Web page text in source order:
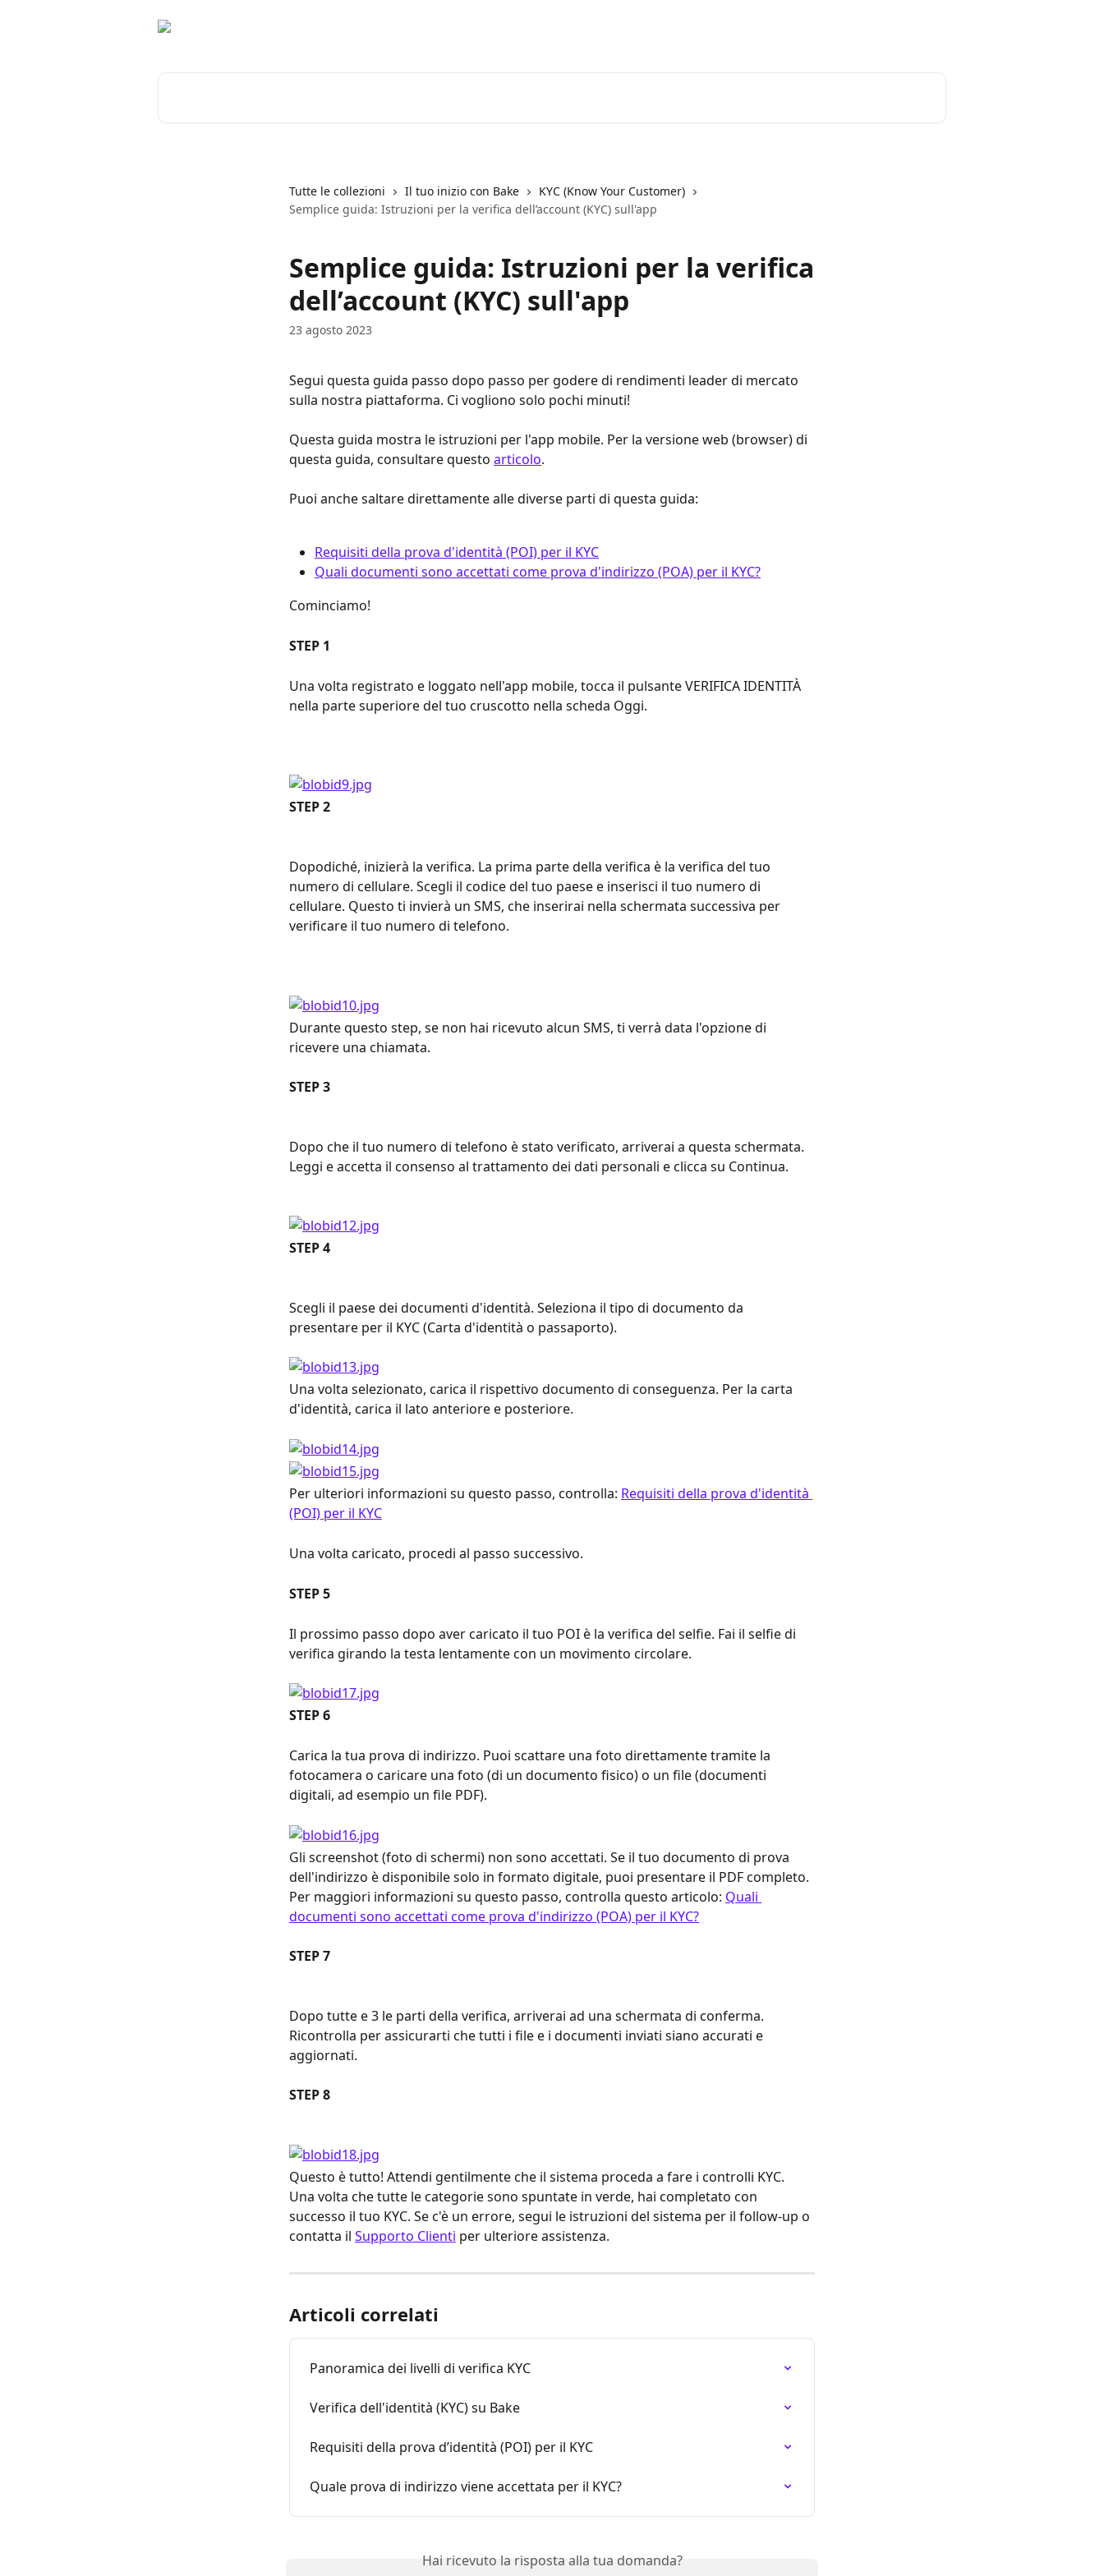
Tutte le collezioni Il tuo inizio con Bake
KYC (Know Your Customer)
Semplice guida: Istruzioni per la verifica dell’account (KYC) sull'app
Semplice guida: Istruzioni per la verifica
dell’account (KYC) sull'app
23 agosto 2023
Segui questa guida passo dopo passo per godere di rendimenti leader di mercato
sulla nostra piattaforma. Ci vogliono solo pochi minuti!
Questa guida mostra le istruzioni per l'app mobile. Per la versione web (browser) di
questa guida, consultare questo articolo.
Puoi anche saltare direttamente alle diverse parti di questa guida:
Requisiti della prova d'identità (POI) per il KYC
Quali documenti sono accettati come prova d'indirizzo (POA) per il KYC?
Cominciamo!
STEP 1
Una volta registrato e loggato nell'app mobile, tocca il pulsante VERIFICA IDENTITÀ
nella parte superiore del tuo cruscotto nella scheda Oggi.
STEP 2
Dopodiché, inizierà la verifica. La prima parte della verifica è la verifica del tuo
numero di cellulare. Scegli il codice del tuo paese e inserisci il tuo numero di
cellulare. Questo ti invierà un SMS, che inserirai nella schermata successiva per
verificare il tuo numero di telefono.
Durante questo step, se non hai ricevuto alcun SMS, ti verrà data l'opzione di
ricevere una chiamata.
STEP 3
Dopo che il tuo numero di telefono è stato verificato, arriverai a questa schermata.
Leggi e accetta il consenso al trattamento dei dati personali e clicca su Continua.
STEP 4
Scegli il paese dei documenti d'identità. Seleziona il tipo di documento da
presentare per il KYC (Carta d'identità o passaporto).
Una volta selezionato, carica il rispettivo documento di conseguenza. Per la carta
d'identità, carica il lato anteriore e posteriore.
Per ulteriori informazioni su questo passo, controlla: Requisiti della prova d'identità
(POI) per il KYC
Una volta caricato, procedi al passo successivo.
STEP 5
Il prossimo passo dopo aver caricato il tuo POI è la verifica del selfie. Fai il selfie di
verifica girando la testa lentamente con un movimento circolare.
STEP 6
Carica la tua prova di indirizzo. Puoi scattare una foto direttamente tramite la
fotocamera o caricare una foto (di un documento fisico) o un file (documenti
digitali, ad esempio un file PDF).
Gli screenshot (foto di schermi) non sono accettati. Se il tuo documento di prova
dell'indirizzo è disponibile solo in formato digitale, puoi presentare il PDF completo.
Per maggiori informazioni su questo passo, controlla questo articolo: Quali
documenti sono accettati come prova d'indirizzo (POA) per il KYC?
STEP 7
Dopo tutte e 3 le parti della verifica, arriverai ad una schermata di conferma.
Ricontrolla per assicurarti che tutti i file e i documenti inviati siano accurati e
aggiornati.
STEP 8
Questo è tutto! Attendi gentilmente che il sistema proceda a fare i controlli KYC.
Una volta che tutte le categorie sono spuntate in verde, hai completato con
successo il tuo KYC. Se c'è un errore, segui le istruzioni del sistema per il follow-up o
contatta il Supporto Clienti per ulteriore assistenza.
Articoli correlati
Panoramica dei livelli di verifica KYC
Verifica dell'identità (KYC) su Bake
Requisiti della prova d’identità (POI) per il KYC
Quale prova di indirizzo viene accettata per il KYC?
Hai ricevuto la risposta alla tua domanda?